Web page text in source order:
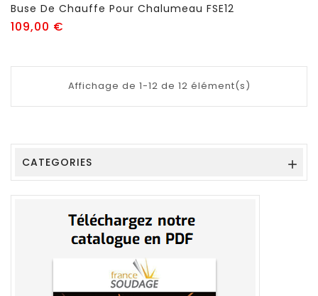
Buse De Chauffe Pour Chalumeau FSE12
109,00 €
Affichage de 1-12 de 12 élément(s)
CATEGORIES 